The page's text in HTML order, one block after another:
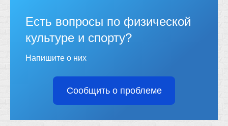
Есть вопросы по физической
культуре и спорту?
Напишите о них
Сообщить о проблеме